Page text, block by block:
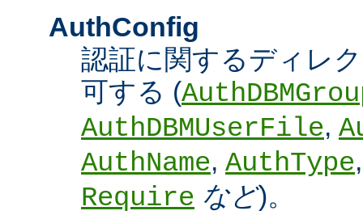
AuthConfig
認証に関するディレ
可する (
AuthDBMUserFile,
AuthName, AuthType
Require など)。